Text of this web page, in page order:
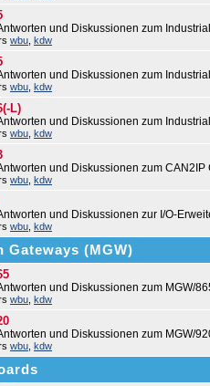
und Diskussionen zum
wbu kdw
und Diskussionen zum
wbu kdw
L)
und Diskussionen zum
wbu kdw
und Diskussionen zum CAN2IP
wbu kdw
und Diskussionen zur I/O-
wbu kdw
(MGW)
und Diskussionen zum MGW/
wbu kdw
und Diskussionen zum MGW/
wbu kdw